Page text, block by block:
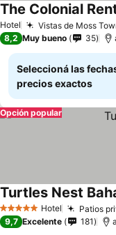
Hotel Vistas de Moss
The Colonial
8,2 Muy bueno 35
Seleccioná las
precios exactos
Opción popular
5 Estrellas Hotel Patios
Turtles Nest
9,7 Excelente 181